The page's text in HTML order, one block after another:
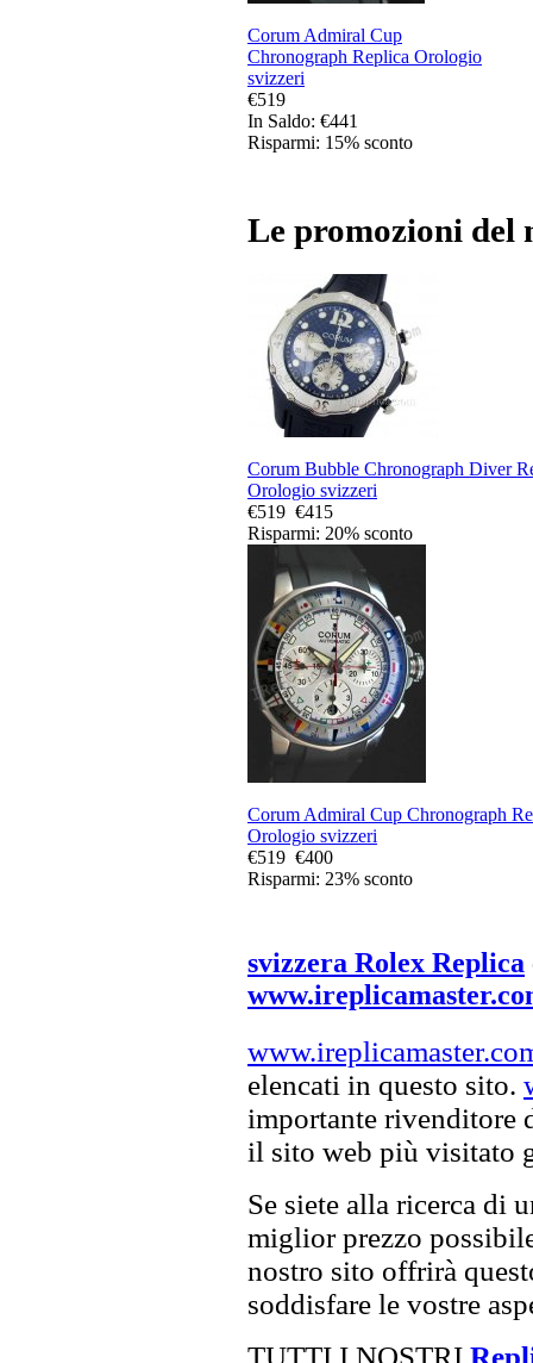
Corum Admiral Cup
Chronograph Replica Orologio
svizzeri
€519
In Saldo: €441
Risparmi: 15% sconto
Le promozioni del
Corum Bubble Chronograph Diver
Orologio svizzeri
€519 €415
Risparmi: 20% sconto
Corum Admiral Cup Chronograph
Orologio svizzeri
€519 €400
Risparmi: 23% sconto
svizzera Rolex Replica
elencati in questo sito.
importante rivenditore
il sito web più visitato
Se siete alla ricerca di
miglior prezzo
nostro sito offrirà
soddisfare le vostre
TUTTI I NOSTRI